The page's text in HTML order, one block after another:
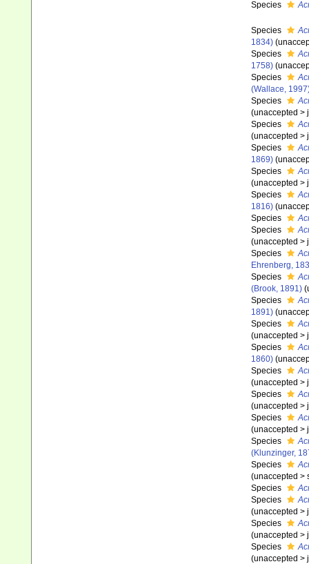
Species
Species
1834) (
Species
1758) (
Species
(Wallace,
Species
(unaccepted >
Species
(unaccepted >
Species
1869) (
Species
(unaccepted >
Species
1816) (
Species
Species
(unaccepted >
Species
Ehrenberg,
Species
(Brook, 1891) (
Species
1891) (
Species
(unaccepted >
Species
1860) (
Species
(unaccepted >
Species
(unaccepted >
Species
(unaccepted >
Species
(Klunzinger,
Species
(unaccepted >
Species
Species
(unaccepted >
Species
(unaccepted >
Species
(unaccepted >